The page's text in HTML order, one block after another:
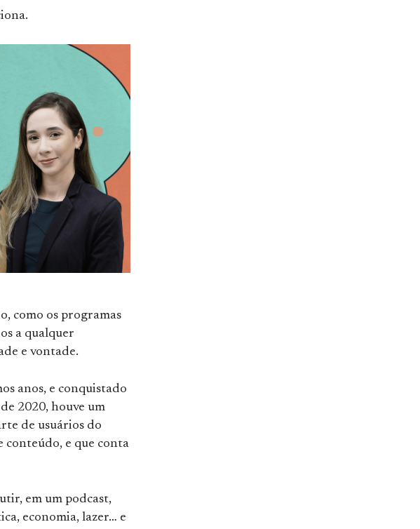
como os programas
a qualquer
e vontade.
anos, e conquistado
2020, houve um
de usuários do
conteúdo, e que conta
em um podcast,
economia, lazer… e